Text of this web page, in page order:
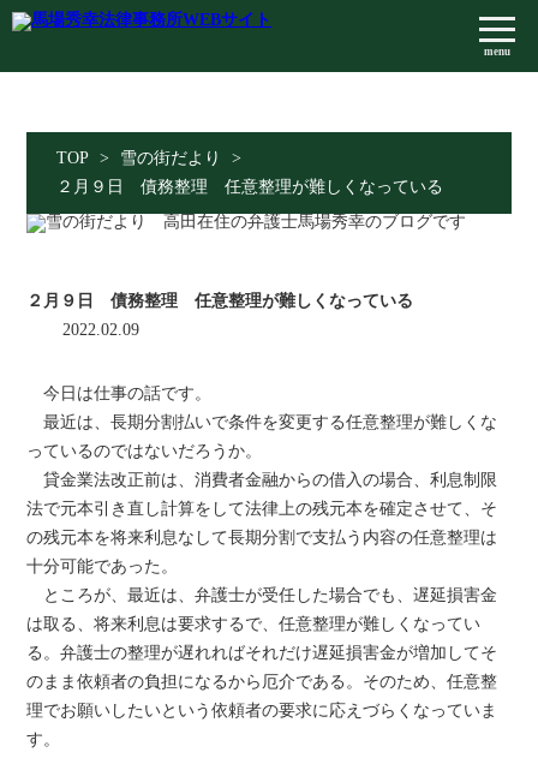
menu
TOP > 雪の街だより
>
２月９日 債務整理 任意整理が難しくなっている
２月９日 債務整理 任意整理が難しくなっている
2022.02.09
今日は仕事の話です。
最近は、長期分割払いで条件を変更する任意整理が難しくな
っているのではないだろうか。
貸金業法改正前は、消費者金融からの借入の場合、利息制限
法で元本引き直し計算をして法律上の残元本を確定させて、そ
の残元本を将来利息なして長期分割で支払う内容の任意整理は
十分可能であった。
ところが、最近は、弁護士が受任した場合でも、遅延損害金
は取る、将来利息は要求するで、任意整理が難しくなってい
る。弁護士の整理が遅れればそれだけ遅延損害金が増加してそ
のまま依頼者の負担になるから厄介である。そのため、任意整
理でお願いしたいという依頼者の要求に応えづらくなっていま
す。